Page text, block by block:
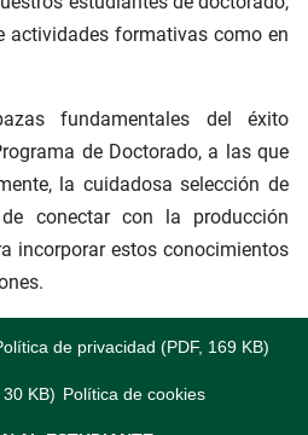
actividades formativas como en
fundamentales del éxito
de Doctorado, a las que
la cuidadosa selección de
conectar con la producción
incorporar estos conocimientos
de privacidad (PDF, 169 KB)
KB) Política de cookies